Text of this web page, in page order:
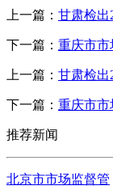
上一篇： 甘肃检出
下一篇： 重庆市市
上一篇： 甘肃检出
下一篇： 重庆市市
推荐新闻
北京市市场监督管